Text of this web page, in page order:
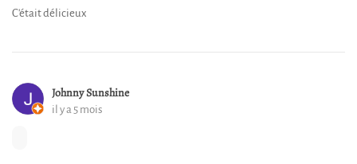
C'était délicieux
Johnny Sunshine
il y a 5 mois